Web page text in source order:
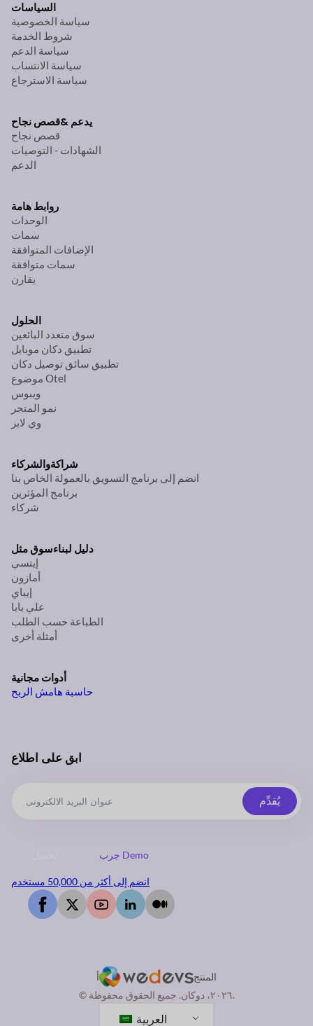
السياسات
سياسة الخصوصية
شروط الخدمة
سياسة الدعم
سياسة الانتساب
سياسة الاسترجاع
يدعم &قصص نجاح
قصص نجاح
الشهادات - التوصيات
الدعم
روابط هامة
الوحدات
سمات
الإضافات المتوافقة
سمات متوافقة
يقارن
الحلول
سوق متعدد البائعين
تطبيق دكان موبايل
تطبيق سائق توصيل دكان
موضوع Otel
ويبوس
نمو المتجر
وي لابز
شراكةوالشركاء
انضم إلى برنامج التسويق بالعمولة الخاص بنا
برنامج المؤثرين
شركاء
دليل لبناءسوق مثل
إيتسي
أمازون
إيباي
علي بابا
الطباعة حسب الطلب
أمثلة أخرى
أدوات مجانية
حاسبة هامش الربح
ابق على اطلاع
يُقدِّم
جرب Demo
انضم إلى أكثر من 50,000 مستخدم
أ
المنتج
© ٢٠٢٦، دوكان. جميع الحقوق محفوظة.
العربية